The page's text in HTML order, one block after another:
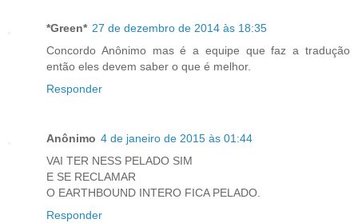
*Green* 27 de dezembro de 2014 às 18:35
Concordo Anônimo mas é a equipe que faz a tradução
então eles devem saber o que é melhor.
Responder
Anônimo 4 de janeiro de 2015 às 01:44
VAI TER NESS PELADO SIM
E SE RECLAMAR
O EARTHBOUND INTERO FICA PELADO.
Responder